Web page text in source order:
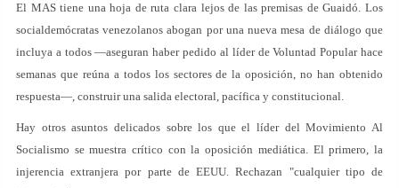
El MAS tiene una hoja de ruta clara lejos de las premisas de Guaidó. Los
socialdemócratas venezolanos abogan por una nueva mesa de diálogo que
incluya a todos —aseguran haber pedido al líder de Voluntad Popular hace
semanas que reúna a todos los sectores de la oposición, no han obtenido
respuesta—, construir una salida electoral, pacífica y constitucional.
Hay otros asuntos delicados sobre los que el líder del Movimiento Al
Socialismo se muestra crítico con la oposición mediática. El primero, la
injerencia extranjera por parte de EEUU. Rechazan "cualquier tipo de